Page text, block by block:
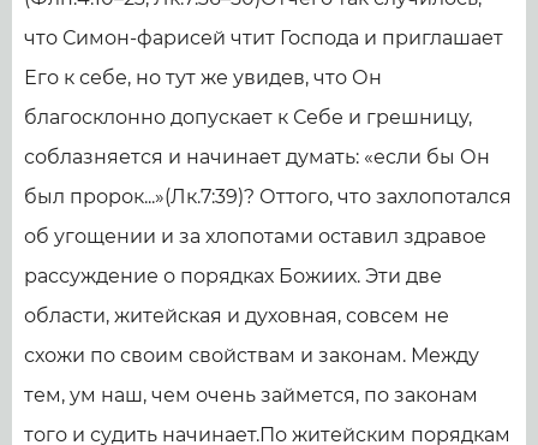
что Симон-фарисей чтит Господа и приглашает
Его к себе, но тут же увидев, что Он
благосклонно допускает к Себе и грешницу,
соблазняется и начинает думать: «если бы Он
был пророк...»(Лк.7:39)? Оттого, что захлопотался
об угощении и за хлопотами оставил здравое
рассуждение о порядках Божиих. Эти две
области, житейская и духовная, совсем не
схожи по своим свойствам и законам. Между
тем, ум наш, чем очень займется, по законам
того и судить начинает.По житейским порядкам